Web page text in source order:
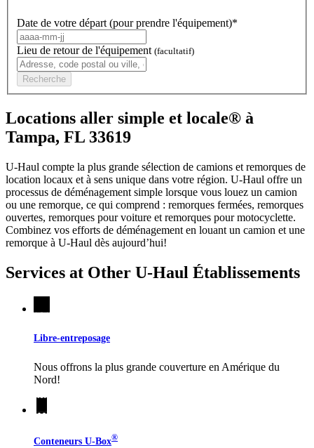
Date de votre départ (pour prendre l'équipement)*
Lieu de retour de l'équipement (facultatif)
Recherche
Locations aller simple et locale® à
Tampa, FL 33619
U-Haul compte la plus grande sélection de camions et remorques de
location locaux et à sens unique dans votre région. U-Haul offre un
processus de déménagement simple lorsque vous louez un camion
ou une remorque, ce qui comprend : remorques fermées, remorques
ouvertes, remorques pour voiture et remorques pour motocyclette.
Combinez vos efforts de déménagement en louant un camion et une
remorque à U-Haul dès aujourd’hui!
Services at Other U-Haul Établissements
Libre-entreposage
Nous offrons la plus grande couverture en Amérique du
Nord!
Conteneurs U-Box®